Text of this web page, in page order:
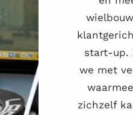
start-up.
we met
zichzelf